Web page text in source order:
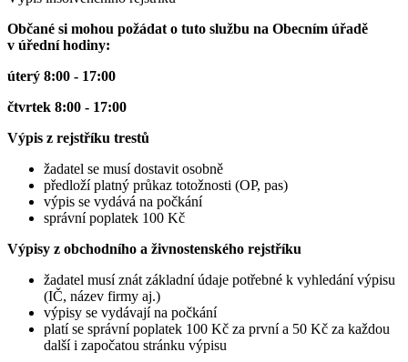
Občané si mohou požádat o tuto službu na Obecním úřadě
v úřední hodiny:
úterý 8:00 - 17:00
čtvrtek 8:00 - 17:00
Výpis z rejstříku trestů
žadatel se musí dostavit osobně
předloží platný průkaz totožnosti (OP, pas)
výpis se vydává na počkání
správní poplatek 100 Kč
Výpisy z obchodního a živnostenského rejstříku
žadatel musí znát základní údaje potřebné k vyhledání výpisu
(IČ, název firmy aj.)
výpisy se vydávají na počkání
platí se správní poplatek 100 Kč za první a 50 Kč za každou
další i započatou stránku výpisu